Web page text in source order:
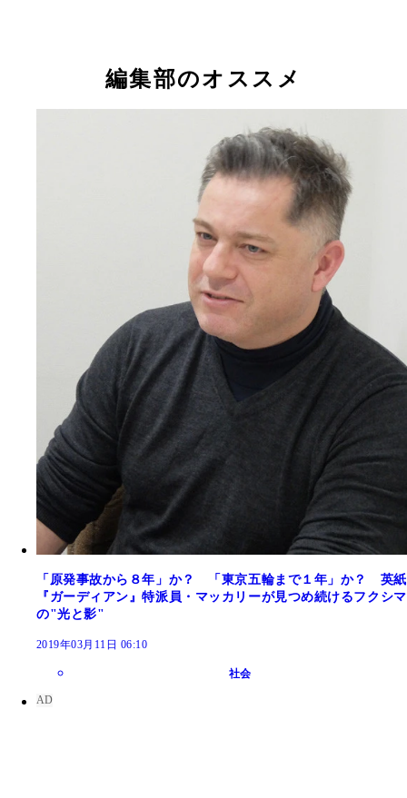
編集部のオススメ
「原発事故から８年」か？ 「東京五輪まで１年」か？ 英紙
『ガーディアン』特派員・マッカリーが見つめ続けるフクシマ
の"光と影"
2019年03月11日 06:10
社会